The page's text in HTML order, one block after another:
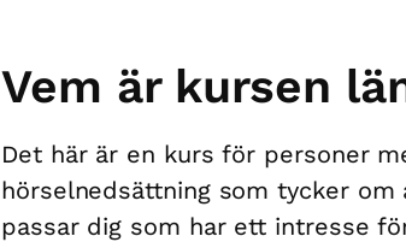
Vem är kursen
Det här är en kurs för personer
hörselnedsättning som tycker om
passar dig som har ett intresse